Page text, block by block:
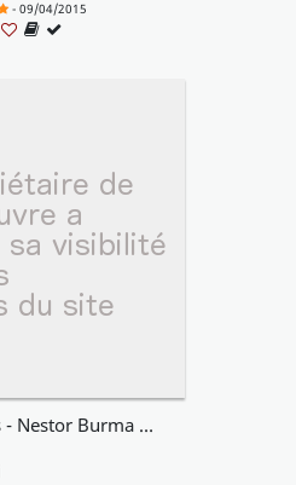
- 09/04/2015
Tardi Jacques - Nestor Burma - Une gueule de bois en plomb - Planche 34